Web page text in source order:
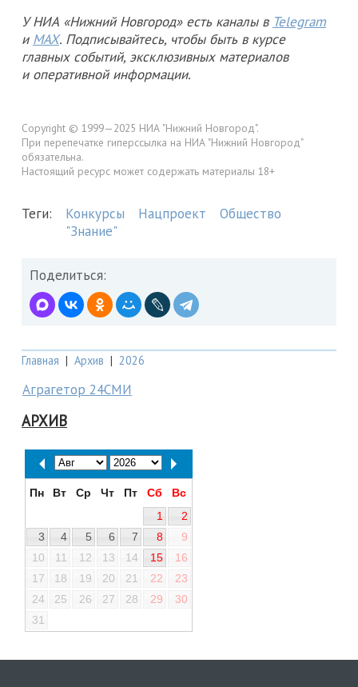
У НИА «Нижний Новгород» есть каналы в Telegram
и MAX. Подписывайтесь, чтобы быть в курсе
главных событий, эксклюзивных материалов
и оперативной информации.
Copyright © 1999—2025 НИА "Нижний Новгород".
При перепечатке гиперссылка на НИА "Нижний Новгород"
обязательна.
Настоящий ресурс может содержать материалы 18+
Теги: Конкурсы Нацпроект
Общество
"Знание"
Поделиться:
Главная | Архив | 2026
Аграгетор 24СМИ
АРХИВ
Пн Вт Ср Чт Пт Сб
Вс
1
2
3
4 5 6 7 8
9
10
11 12 13 14 15
16
17
18 19 20 21 22
23
24
25 26 27 28 29
30
31